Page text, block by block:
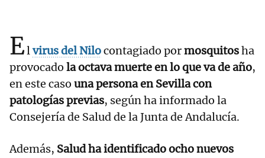
Elvirus del Nilocontagiado pormosquitosha
provocado la octava muerte en lo que va de año,
en este caso una persona en Sevilla con
patologías previas, según ha informado la
Consejería de Salud de la Junta de Andalucía.
Además, Salud ha identificado ocho nuevos